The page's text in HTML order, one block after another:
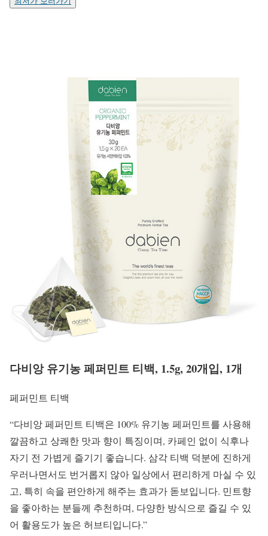
다비앙 유기농 페퍼민트 티백, 1.5g, 20개입, 1개
페퍼민트 티백
“다비앙 페퍼민트 티백은 100% 유기농 페퍼민트를 사용해
깔끔하고 상쾌한 맛과 향이 특징이며, 카페인 없이 식후나
자기 전 가볍게 즐기기 좋습니다. 삼각 티백 덕분에 진하게
우러나면서도 번거롭지 않아 일상에서 편리하게 마실 수 있
고, 특히 속을 편안하게 해주는 효과가 돋보입니다. 민트향
을 좋아하는 분들께 추천하며, 다양한 방식으로 즐길 수 있
어 활용도가 높은 허브티입니다.”